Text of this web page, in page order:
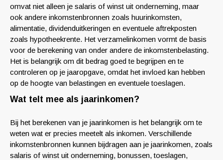
omvat niet alleen je salaris of winst uit onderneming, maar
ook andere inkomstenbronnen zoals huurinkomsten,
alimentatie, dividenduitkeringen en eventuele aftrekposten
zoals hypotheekrente. Het verzamelinkomen vormt de basis
voor de berekening van onder andere de inkomstenbelasting.
Het is belangrijk om dit bedrag goed te begrijpen en te
controleren op je jaaropgave, omdat het invloed kan hebben
op de hoogte van belastingen en eventuele toeslagen.
Wat telt mee als jaarinkomen?
Bij het berekenen van je jaarinkomen is het belangrijk om te
weten wat er precies meetelt als inkomen. Verschillende
inkomstenbronnen kunnen bijdragen aan je jaarinkomen, zoals
salaris of winst uit onderneming, bonussen, toeslagen,